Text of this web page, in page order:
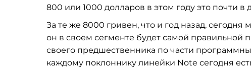
800 или 1000 долларов в этом году это почти
За те же 8000 гривен, что и год назад,
он в своем сегменте будет самой правильной
своего предшественника по части
каждому поклоннику линейки Note сегодня